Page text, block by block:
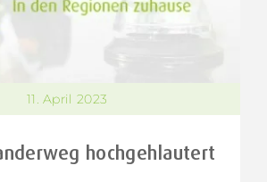
11. April 2023
hochgehlautert